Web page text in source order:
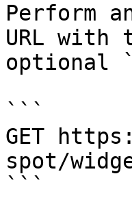
Perform
URL with
optional
```
GET
spot/
```